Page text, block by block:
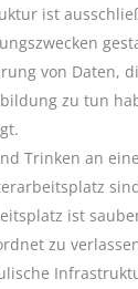
ist
von Daten,
zu tun
Trinken an
ist
zu